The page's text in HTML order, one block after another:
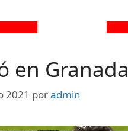
en Granada
2021 poradmin